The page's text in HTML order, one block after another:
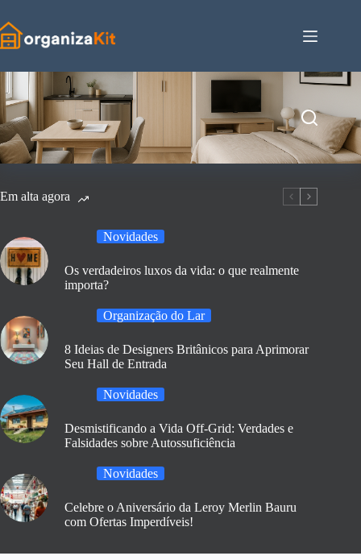
para
o
conteúdo
Em alta agora
Novidades
Os verdadeiros luxos da vida: o que realmente
importa?
Organização do Lar
8 Ideias de Designers Britânicos para Aprimorar
Seu Hall de Entrada
Novidades
Desmistificando a Vida Off-Grid: Verdades e
Falsidades sobre Autossuficiência
Novidades
Celebre o Aniversário da Leroy Merlin Bauru
com Ofertas Imperdíveis!